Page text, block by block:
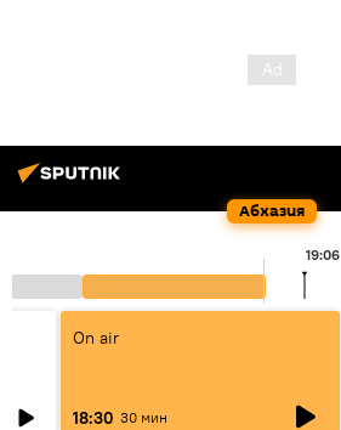
Абхазия
19:06
On air
18:30 30 мин